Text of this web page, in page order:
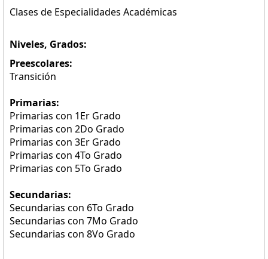
Clases de Especialidades Académicas
Niveles, Grados:
Preescolares:
Transición
Primarias:
Primarias con 1Er Grado
Primarias con 2Do Grado
Primarias con 3Er Grado
Primarias con 4To Grado
Primarias con 5To Grado
Secundarias:
Secundarias con 6To Grado
Secundarias con 7Mo Grado
Secundarias con 8Vo Grado